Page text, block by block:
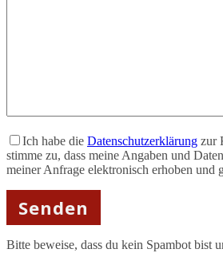
Ich habe die Datenschutzerklärung zur
stimme zu, dass meine Angaben und
meiner Anfrage elektronisch erhoben und
Bitte beweise, dass du kein Spambot bist